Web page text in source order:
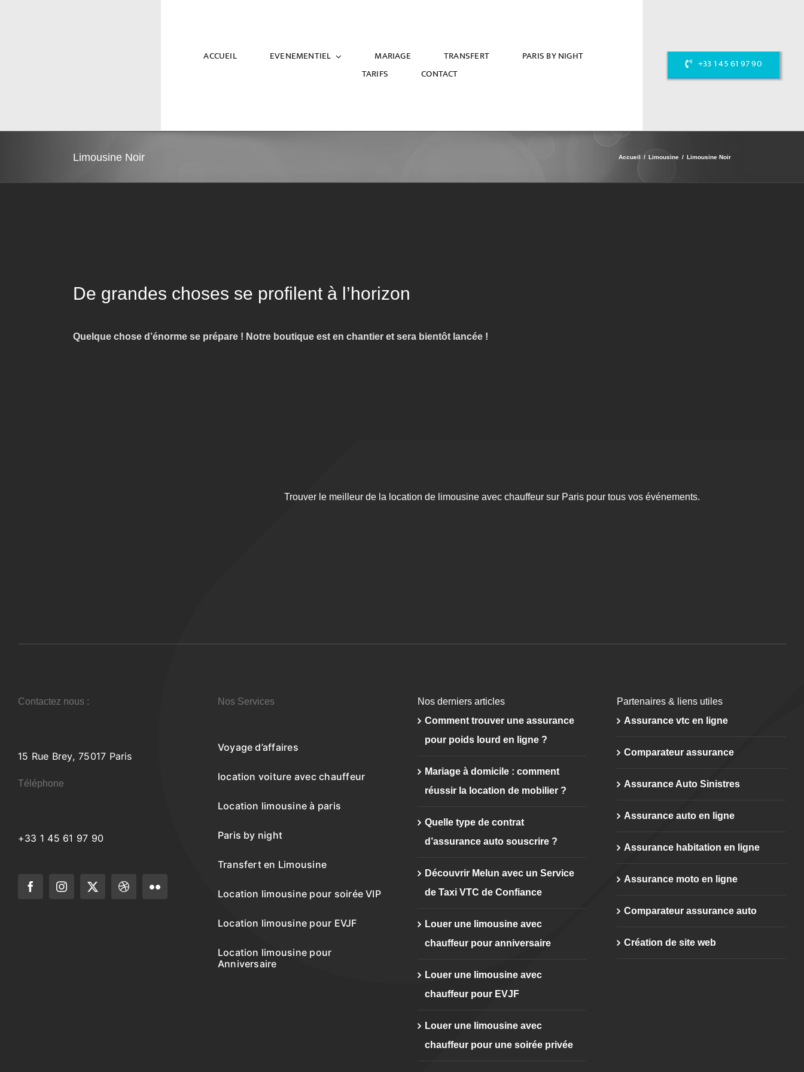
ACCUEIL EVENEMENTIEL MARIAGE TRANSFERT
PARIS BY NIGHT
TARIFS
CONTACT
+33 1 45 61 97 90
Limousine Noir Accueil Limousine Limousine Noir
De grandes choses se profilent à l’horizon
Quelque chose d’énorme se prépare ! Notre boutique est en chantier et sera bientôt lancée !
Trouver le meilleur de la location de limousine avec chauffeur sur Paris pour tous vos événements.
Contactez nous :
15 Rue Brey, 75017 Paris
Téléphone
+33 1 45 61 97 90
Nos Services
Voyage d’affaires
location voiture avec chauffeur
Location limousine à paris
Paris by night
Transfert en Limousine
Location limousine pour soirée VIP
Location limousine pour EVJF
Location limousine pour
Anniversaire
Nos derniers articles
Comment trouver une assurance
pour poids lourd en ligne ?
Mariage à domicile : comment
réussir la location de mobilier ?
Quelle type de contrat
d’assurance auto souscrire ?
Découvrir Melun avec un Service
de Taxi VTC de Confiance
Louer une limousine avec
chauffeur pour anniversaire
Louer une limousine avec
chauffeur pour EVJF
Louer une limousine avec
chauffeur pour une soirée privée
Partenaires & liens utiles
Assurance vtc en ligne
Comparateur assurance
Assurance Auto Sinistres
Assurance auto en ligne
Assurance habitation en ligne
Assurance moto en ligne
Comparateur assurance auto
Création de site web